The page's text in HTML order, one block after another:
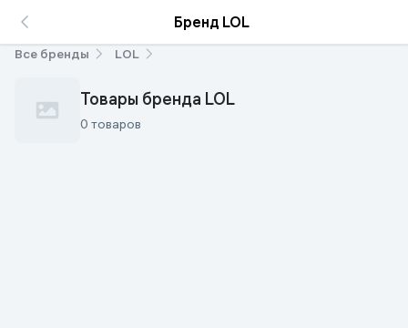
Бренд LOL
Все бренды LOL
Товары бренда LOL
0 товаров